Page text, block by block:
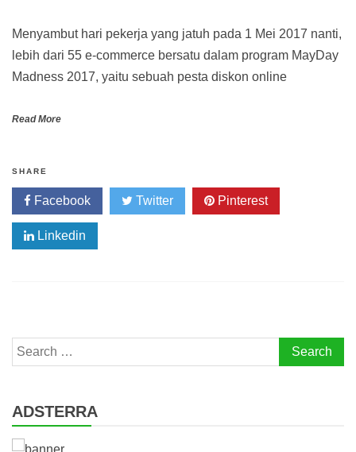
Menyambut hari pekerja yang jatuh pada 1 Mei 2017 nanti,
lebih dari 55 e-commerce bersatu dalam program MayDay
Madness 2017, yaitu sebuah pesta diskon online
Read More
SHARE
Facebook Twitter Pinterest
Linkedin
Search
for:
ADSTERRA